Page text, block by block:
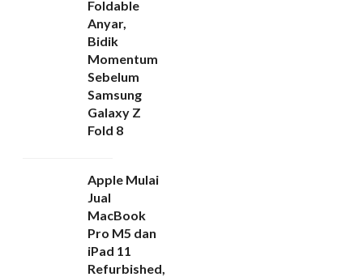
Foldable
Anyar,
Bidik
Momentum
Sebelum
Samsung
Galaxy Z
Fold 8
Apple Mulai
Jual
MacBook
Pro M5 dan
iPad 11
Refurbished,